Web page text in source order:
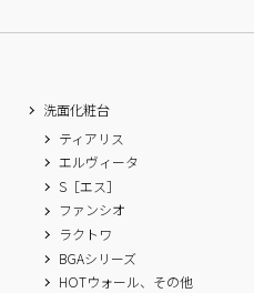
洗面化粧台
ティアリス
エルヴィータ
S［エス］
ファンシオ
ラクトワ
BGAシリーズ
HOTウォール、その他